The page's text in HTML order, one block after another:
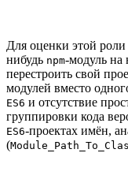
Для оценки этой роли
нибудь npm-модуль на
перестроить свой
модулей вместо
ES6 и отсутствие
группировки кода
ES6-проектах имён,
(